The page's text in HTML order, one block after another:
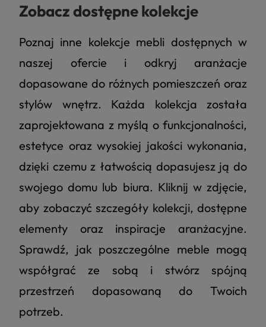
Zobacz dostępne kolekcje
Poznaj inne kolekcje mebli dostępnych w
naszej ofercie i odkryj aranżacje
dopasowane do różnych pomieszczeń oraz
stylów wnętrz. Każda kolekcja została
zaprojektowana z myślą o funkcjonalności,
estetyce oraz wysokiej jakości wykonania,
dzięki czemu z łatwością dopasujesz ją do
swojego domu lub biura. Kliknij w zdjęcie,
aby zobaczyć szczegóły kolekcji, dostępne
elementy oraz inspiracje aranżacyjne.
Sprawdź, jak poszczególne meble mogą
współgrać ze sobą i stwórz spójną
przestrzeń dopasowaną do Twoich
potrzeb.